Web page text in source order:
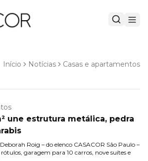
Início Notícias Casas e apartamentos
une estrutura metálica, pedra
Roig – do elenco CASACOR São Paulo –
garagem para 10 carros, nove suítes e